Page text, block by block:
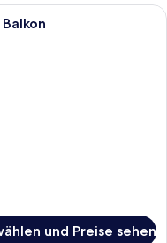
Hotelzimmer mit
und Preise sehen